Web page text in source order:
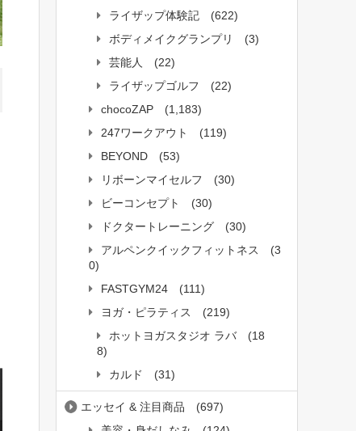
ライザップ体験記
(622)
ボディメイクグランプリ
(3)
芸能人
(22)
ライザップゴルフ
(22)
chocoZAP
(1,183)
247ワークアウト
(119)
BEYOND
(53)
リボーンマイセルフ
(30)
ビーコンセプト
(30)
ドクタートレーニング
(30)
アルペンクイックフィットネス
(3
0)
FASTGYM24
(111)
ヨガ・ピラティス
(219)
ホットヨガスタジオ ラバ
(18
8)
カルド
(31)
エッセイ & 注目商品
(697)